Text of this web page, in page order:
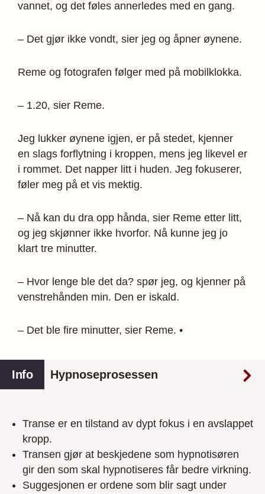
vannet, og det føles annerledes med en gang.
– Det gjør ikke vondt, sier jeg og åpner øynene.
Reme og fotografen følger med på mobilklokka.
– 1.20, sier Reme.
Jeg lukker øynene igjen, er på stedet, kjenner
en slags forflytning i kroppen, mens jeg likevel er
i rommet. Det napper litt i huden. Jeg fokuserer,
føler meg på et vis mektig.
– Nå kan du dra opp hånda, sier Reme etter litt,
og jeg skjønner ikke hvorfor. Nå kunne jeg jo
klart tre minutter.
– Hvor lenge ble det da? spør jeg, og kjenner på
venstrehånden min. Den er iskald.
– Det ble fire minutter, sier Reme. •
Info Hypnoseprosessen
Transe er en tilstand av dypt fokus i en avslappet
kropp.
Transen gjør at beskjedene som hypnotisøren
gir den som skal hypnotiseres får bedre virkning.
Suggesjonen er ordene som blir sagt under